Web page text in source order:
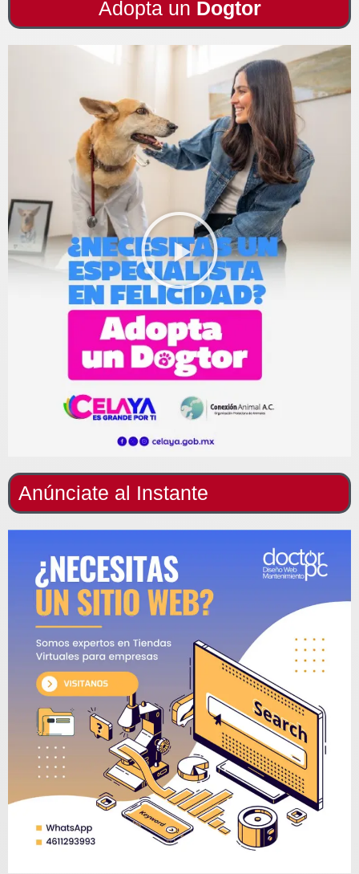
Adopta un Dogtor
Anúnciate al Instante